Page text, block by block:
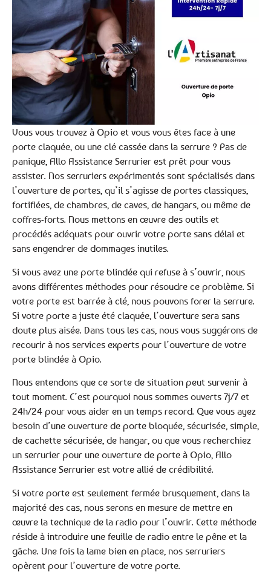
Vous vous trouvez à Opio et vous vous êtes face à une
porte claquée, ou une clé cassée dans la serrure ? Pas de
panique, Allo Assistance Serrurier est prêt pour vous
assister. Nos serruriers expérimentés sont spécialisés dans
l’ouverture de portes, qu’il s’agisse de portes classiques,
fortifiées, de chambres, de caves, de hangars, ou même de
coffres-forts. Nous mettons en œuvre des outils et
procédés adéquats pour ouvrir votre porte sans délai et
sans engendrer de dommages inutiles.
Si vous avez une porte blindée qui refuse à s’ouvrir, nous
avons différentes méthodes pour résoudre ce problème. Si
votre porte est barrée à clé, nous pouvons forer la serrure.
Si votre porte a juste été claquée, l’ouverture sera sans
doute plus aisée. Dans tous les cas, nous vous suggérons de
recourir à nos services experts pour l’ouverture de votre
porte blindée à Opio.
Nous entendons que ce sorte de situation peut survenir à
tout moment. C’est pourquoi nous sommes ouverts 7j/7 et
24h/24 pour vous aider en un temps record. Que vous ayez
besoin d’une ouverture de porte bloquée, sécurisée, simple,
de cachette sécurisée, de hangar, ou que vous recherchiez
un serrurier pour une ouverture de porte à Opio, Allo
Assistance Serrurier est votre allié de crédibilité.
Si votre porte est seulement fermée brusquement, dans la
majorité des cas, nous serons en mesure de mettre en
œuvre la technique de la radio pour l’ouvrir. Cette méthode
réside à introduire une feuille de radio entre le pêne et la
gâche. Une fois la lame bien en place, nos serruriers
opèrent pour l’ouverture de votre porte.